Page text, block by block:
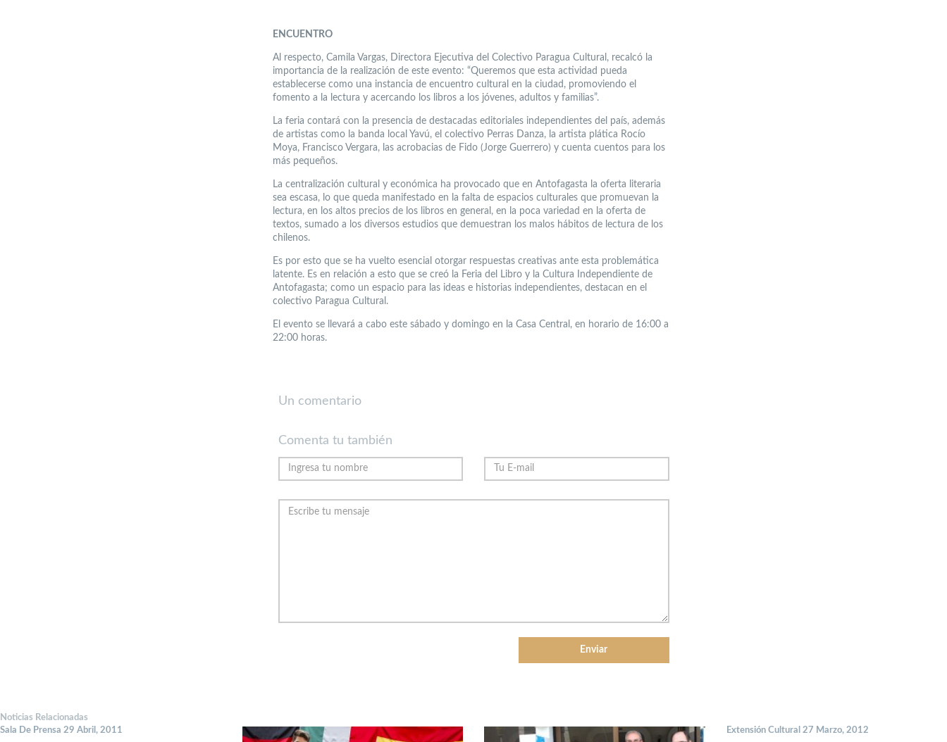
ENCUENTRO
Al respecto, Camila Vargas, Directora Ejecutiva del Colectivo Paragua Cultural, recalcó la
importancia de la realización de este evento: “Queremos que esta actividad pueda
establecerse como una instancia de encuentro cultural en la ciudad, promoviendo el
fomento a la lectura y acercando los libros a los jóvenes, adultos y familias”.
La feria contará con la presencia de destacadas editoriales independientes del país, además
de artistas como la banda local Yavú, el colectivo Perras Danza, la artista plática Rocío
Moya, Francisco Vergara, las acrobacias de Fido (Jorge Guerrero) y cuenta cuentos para los
más pequeños.
La centralización cultural y económica ha provocado que en Antofagasta la oferta literaria
sea escasa, lo que queda manifestado en la falta de espacios culturales que promuevan la
lectura, en los altos precios de los libros en general, en la poca variedad en la oferta de
textos, sumado a los diversos estudios que demuestran los malos hábitos de lectura de los
chilenos.
Es por esto que se ha vuelto esencial otorgar respuestas creativas ante esta problemática
latente. Es en relación a esto que se creó la Feria del Libro y la Cultura Independiente de
Antofagasta; como un espacio para las ideas e historias independientes, destacan en el
colectivo Paragua Cultural.
El evento se llevará a cabo este sábado y domingo en la Casa Central, en horario de 16:00 a
22:00 horas.
Un comentario
Comenta tu también
Noticias Relacionadas
Sala De Prensa 29 Abril, 2011
Extensión Cultural 27 Marzo, 2012